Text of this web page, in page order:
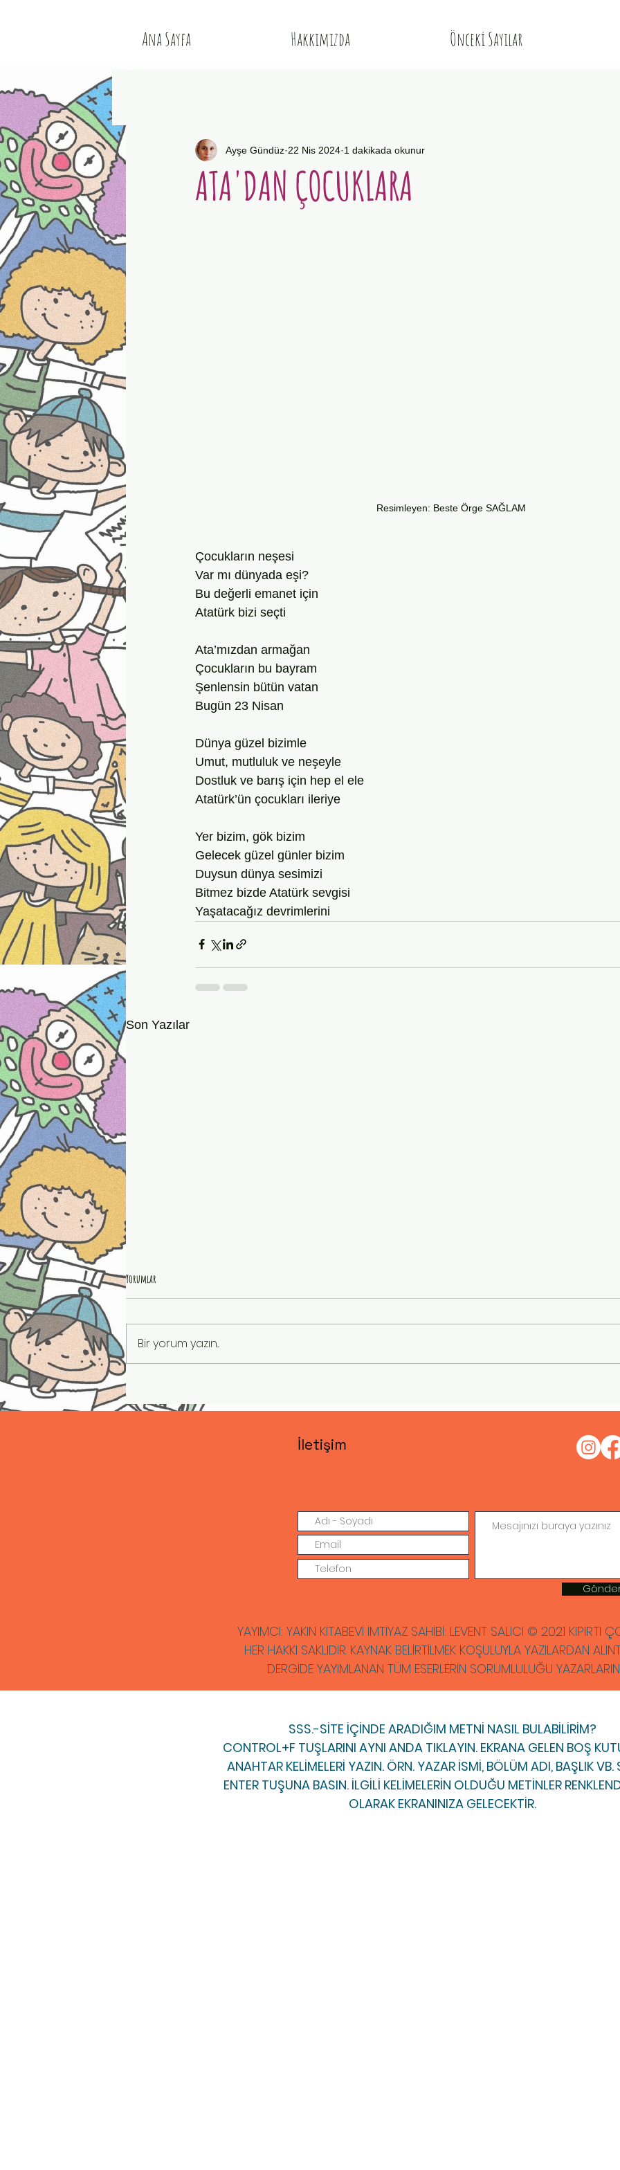
Ana Sayfa Hakkımızda Önceki Sayılar
ATA'DAN ÇOCUKLARA
Ayşe Gündüz 22 Nis 2024 1 dakikada okunur
Resimleyen: Beste Örge SAĞLAM
Çocukların neşesi
Var mı dünyada eşi?
Bu değerli emanet için
Atatürk bizi seçti
Ata’mızdan armağan
Çocukların bu bayram
Şenlensin bütün vatan
Bugün 23 Nisan
Dünya güzel bizimle
Umut, mutluluk ve neşeyle
Dostluk ve barış için hep el ele
Atatürk’ün çocukları ileriye
Yer bizim, gök bizim
Gelecek güzel günler bizim
Duysun dünya sesimizi
Bitmez bizde Atatürk sevgisi
Yaşatacağız devrimlerini
Son Yazılar
Sıradan Olmayan Bir Gün
Arkadaşım Kim? BİLGE
Yorumlar
Bir yorum yazın...
İletişim
YAYIMCI: YAKIN KİTABEVİ İMTİYAZ SAHİBİ: LEVENT SALICI © 2021 KIPIRTI
HER HAKKI SAKLIDIR. KAYNAK BELİRTİLMEK KOŞULUYLA YAZILARDAN
DERGİDE YAYIMLANAN TÜM ESERLERİN SORUMLULUĞU
​SSS.-SİTE İÇİNDE ARADIĞIM METNİ NASIL BULABİLİRİM?
CONTROL+F TUŞLARINI AYNI ANDA TIKLAYIN. EKRANA GELEN BOŞ
ANAHTAR KELİMELERİ YAZIN. ÖRN. YAZAR İSMİ, BÖLÜM ADI, BAŞLIK VB.
ENTER TUŞUNA BASIN. İLGİLİ KELİMELERİN OLDUĞU METİNLER
OLARAK EKRANINIZA GELECEKTİR.